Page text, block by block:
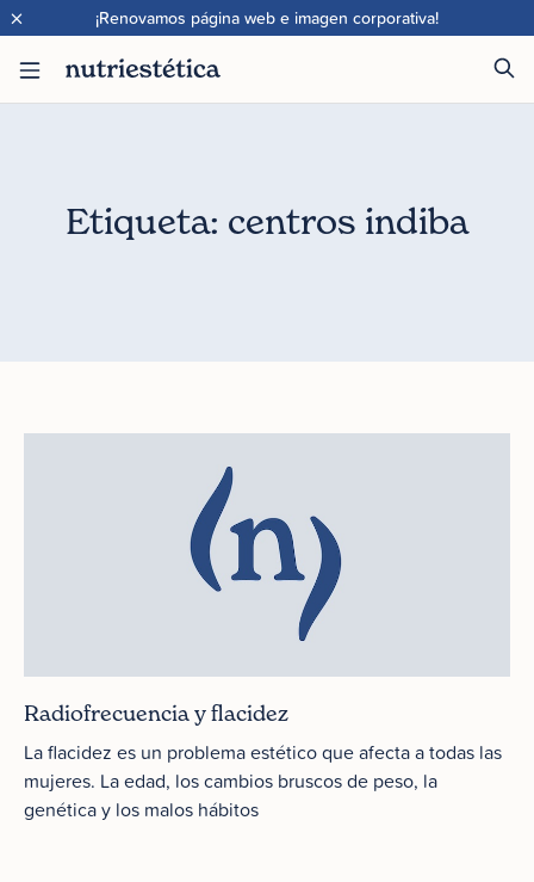
¡Renovamos página web e imagen corporativa!
×
Etiqueta: centros indiba
Radiofrecuencia y flacidez
La flacidez es un problema estético que afecta a todas las
mujeres. La edad, los cambios bruscos de peso, la
genética y los malos hábitos